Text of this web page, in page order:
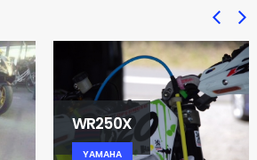
YZF-R1